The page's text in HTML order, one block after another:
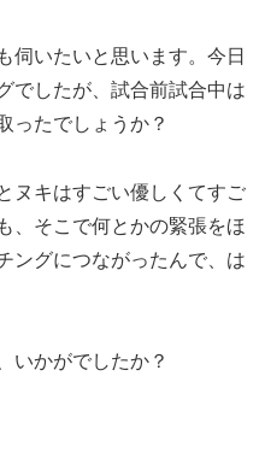
伺いたいと思います。今日
でしたが、試合前試合中は
ったでしょうか？
ヌキはすごい優しくてすご
、そこで何とかの緊張をほ
ングにつながったんで、は
いかがでしたか？